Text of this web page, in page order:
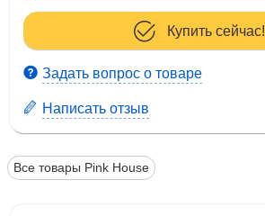
Купить сейчас!
Задать вопрос о товаре
Написать отзыв
Все товары Pink House